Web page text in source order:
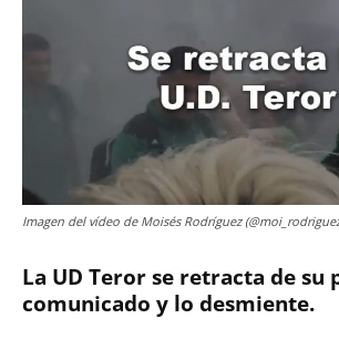
Imagen del vídeo de Moisés Rodríguez
La UD Teror se retracta de su
comunicado y lo desmiente.